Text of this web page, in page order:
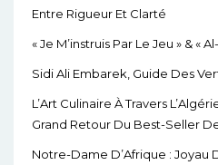
Entre Rigueur Et Clarté
« Je M’instruis Par Le Jeu » & «
Sidi Ali Embarek, Guide Des
L’Art Culinaire À Travers
Grand Retour Du Best-Seller
Notre-Dame D’Afrique : Joyau